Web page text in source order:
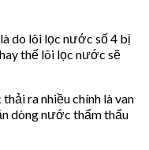
do lõi lọc nước số 4 bị
thế lõi lọc nước sẽ
ra nhiều chính là van
dòng nước thẩm thấu